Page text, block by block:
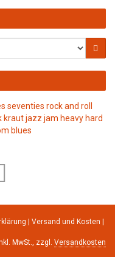
seventies rock and roll
krautjazz jam heavy hard
blues
Versand und Kosten
MwSt., zzgl. Versandkosten